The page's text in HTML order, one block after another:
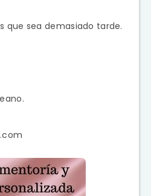
que sea demasiado tarde.